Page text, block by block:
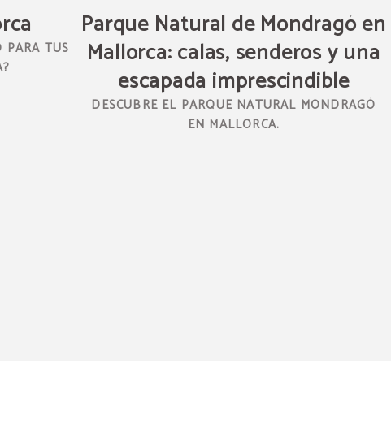
PARA TUS
Parque Natural de Mondragó en
Mallorca: calas, senderos y una
escapada imprescindible
DESCUBRE EL PARQUE NATURAL MONDRAGÓ
EN MALLORCA.